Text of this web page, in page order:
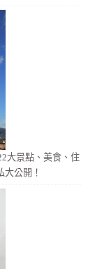
大景點、美食、住
公開！